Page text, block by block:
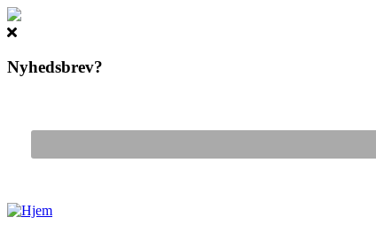
Nyhedsbrev?
Gå til hovedindhold